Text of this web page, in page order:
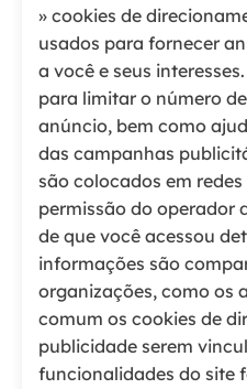
» cookies de
usados para fornecer
a você e seus
para limitar o número
anúncio, bem como
das campanhas
são colocados em
permissão do operador
de que você acessou
informações são
organizações, como os
comum os cookies de
publicidade serem
funcionalidades do site